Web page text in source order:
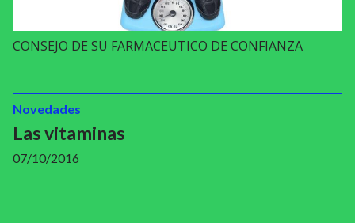
CONSEJO DE SU FARMACEUTICO DE CONFIANZA
Las vitaminas
Novedades
07/10/2016